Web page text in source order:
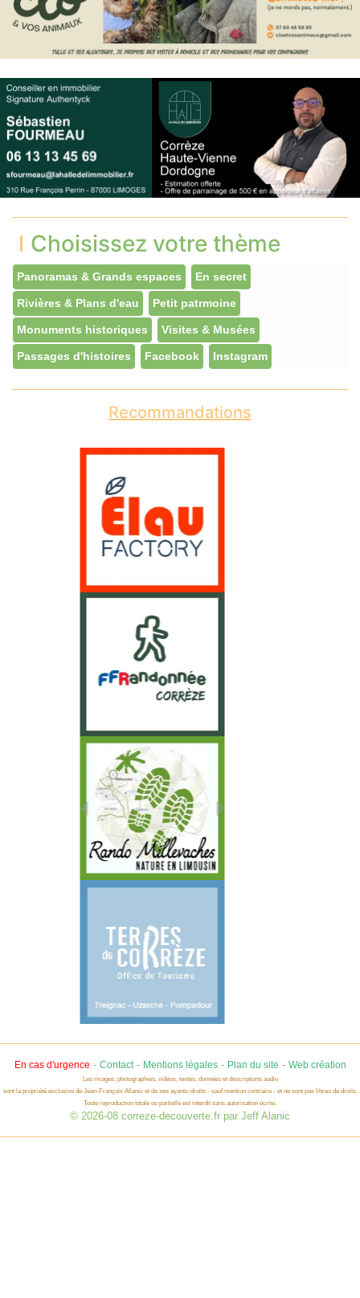
Choisissez votre thème
Panoramas & Grands espaces En secret
Rivières & Plans d'eau Petit patrmoine
Monuments historiques Visites & Musées
Passages d'histoires Facebook Instagram
Recommandations
En cas d'urgence - Contact- Mentions légales- Plan du site - Web création
Les images, photographies, vidéos, textes, données et descriptions audio
sont la propriété exclusive de Jean-François Allanic et de ses ayants-droits - sauf mention contraire - et ne sont pas libres de droits.
Toute reproduction totale ou partielle est interdit sans autorisation écrite.
© 2026-08 correze-decouverte.fr par Jeff Alanic